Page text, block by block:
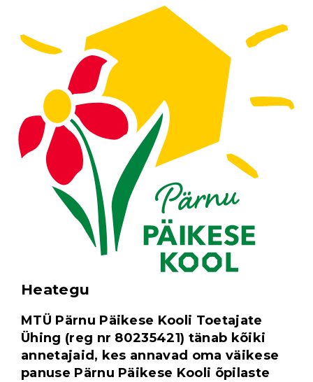
Heategu
MTÜ Pärnu Päikese Kooli Toetajate
Ühing (reg nr 80235421) tänab kõiki
annetajaid, kes annavad oma väikese
panuse Pärnu Päikese Kooli õpilaste